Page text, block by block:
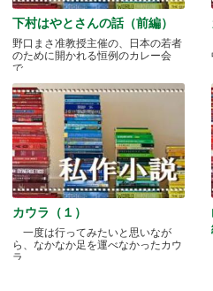
下村はやとさんの話（前編）
野口まさ准教授主催の、日本の若者
のために開かれる恒例のカレー会
で.....
カウラ（１）
一度は行ってみたいと思いなが
ら、なかなか足を運べなかったカウ
ラ.....